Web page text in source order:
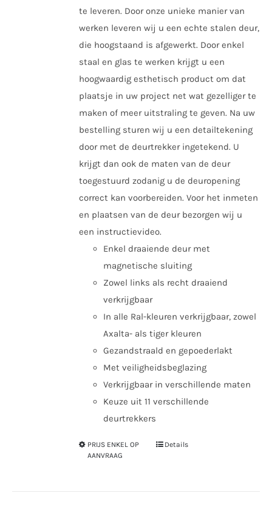
de
productpagina
te leveren. Door onze unieke manier van
werken leveren wij u een echte stalen deur,
die hoogstaand is afgewerkt. Door enkel
staal en glas te werken krijgt u een
hoogwaardig esthetisch product om dat
plaatsje in uw project net wat gezelliger te
maken of meer uitstraling te geven. Na uw
bestelling sturen wij u een detailtekening
door met de deurtrekker ingetekend. U
krijgt dan ook de maten van de deur
toegestuurd zodanig u de deuropening
correct kan voorbereiden. Voor het inmeten
en plaatsen van de deur bezorgen wij u
een instructievideo.
Enkel draaiende deur met
magnetische sluiting
Zowel links als recht draaiend
verkrijgbaar
In alle Ral-kleuren verkrijgbaar, zowel
Axalta- als tiger kleuren
Gezandstraald en gepoederlakt
Met veiligheidsbeglazing
Verkrijgbaar in verschillende maten
Keuze uit 11 verschillende
deurtrekkers
PRIJS ENKEL OP
AANVRAAG
DitDetails